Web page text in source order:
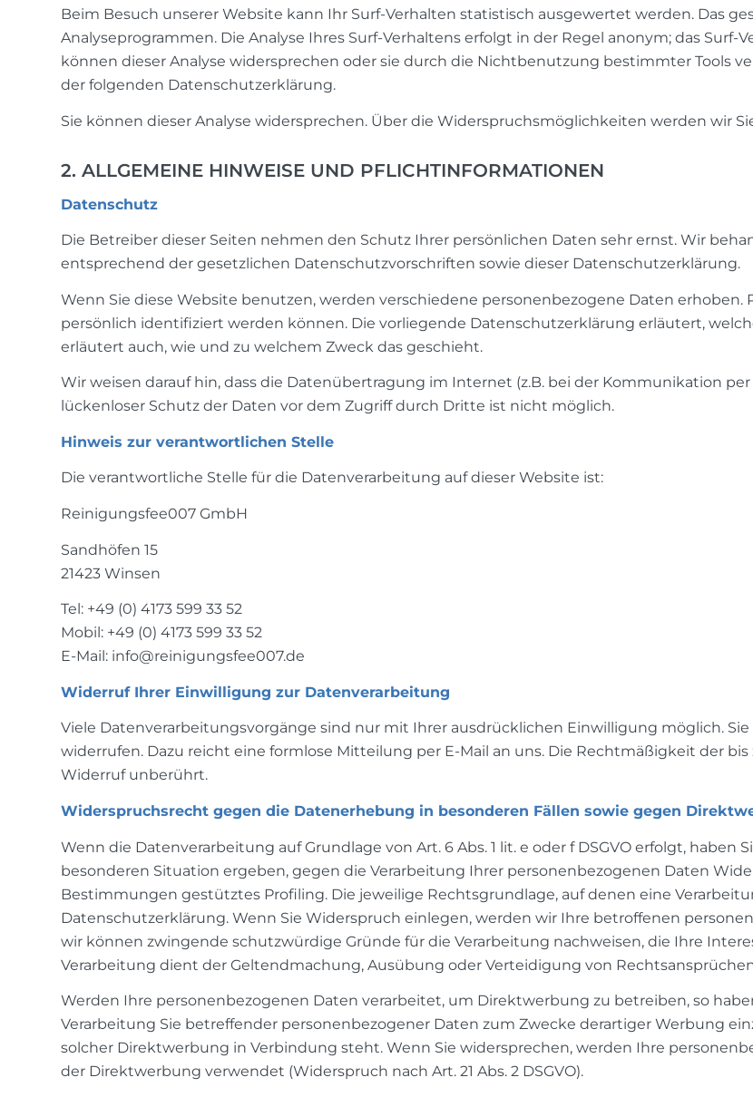
Beim Besuch unserer Website kann Ihr Surf-Verhalten statistisch ausgewertet werden. Das
Analyseprogrammen. Die Analyse Ihres Surf-Verhaltens erfolgt in der Regel anonym; das
können dieser Analyse widersprechen oder sie durch die Nichtbenutzung bestimmter Tools
der folgenden Datenschutzerklärung.
Sie können dieser Analyse widersprechen. Über die Widerspruchsmöglichkeiten werden wir
2. ALLGEMEINE HINWEISE UND PFLICHTINFORMATIONEN
Datenschutz
Die Betreiber dieser Seiten nehmen den Schutz Ihrer persönlichen Daten sehr ernst. Wir
entsprechend der gesetzlichen Datenschutzvorschriften sowie dieser Datenschutzerklärung.
Wenn Sie diese Website benutzen, werden verschiedene personenbezogene Daten
persönlich identifiziert werden können. Die vorliegende Datenschutzerklärung erläutert,
erläutert auch, wie und zu welchem Zweck das geschieht.
Wir weisen darauf hin, dass die Datenübertragung im Internet (z.B. bei der Kommunikation
lückenloser Schutz der Daten vor dem Zugriff durch Dritte ist nicht möglich.
Hinweis zur verantwortlichen Stelle
Die verantwortliche Stelle für die Datenverarbeitung auf dieser Website ist:
Reinigungsfee007 GmbH
Sandhöfen 15
21423 Winsen
Tel: +49 (0) 4173 599 33 52
Mobil: +49 (0) 4173 599 33 52
E-Mail: info@reinigungsfee007.de
Widerruf Ihrer Einwilligung zur Datenverarbeitung
Viele Datenverarbeitungsvorgänge sind nur mit Ihrer ausdrücklichen Einwilligung möglich.
widerrufen. Dazu reicht eine formlose Mitteilung per E-Mail an uns. Die Rechtmäßigkeit der
Widerruf unberührt.
Widerspruchsrecht gegen die Datenerhebung in besonderen Fällen sowie gegen
Wenn die Datenverarbeitung auf Grundlage von Art. 6 Abs. 1 lit. e oder f DSGVO erfolgt, haben
besonderen Situation ergeben, gegen die Verarbeitung Ihrer personenbezogenen Daten
Bestimmungen gestütztes Profiling. Die jeweilige Rechtsgrundlage, auf denen eine
Datenschutzerklärung. Wenn Sie Widerspruch einlegen, werden wir Ihre betroffenen
wir können zwingende schutzwürdige Gründe für die Verarbeitung nachweisen, die Ihre
Verarbeitung dient der Geltendmachung, Ausübung oder Verteidigung von Rechtsansprüchen
Werden Ihre personenbezogenen Daten verarbeitet, um Direktwerbung zu betreiben, so
Verarbeitung Sie betreffender personenbezogener Daten zum Zwecke derartiger Werbung
solcher Direktwerbung in Verbindung steht. Wenn Sie widersprechen, werden Ihre
der Direktwerbung verwendet (Widerspruch nach Art. 21 Abs. 2 DSGVO).